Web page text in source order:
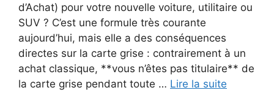
d’Achat) pour votre nouvelle voiture, utilitaire ou
SUV ? C’est une formule très courante
aujourd’hui, mais elle a des conséquences
directes sur la carte grise : contrairement à un
achat classique, **vous n’êtes pas titulaire** de
la carte grise pendant toute … Lire la suite